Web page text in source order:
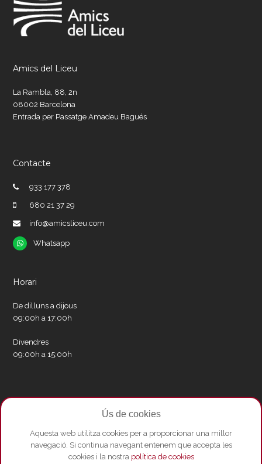
Amics del Liceu
La Rambla, 88, 2n
08002 Barcelona
Entrada per Passatge Amadeu Bagués
Contacte
933 177 378
680 21 37 29
info@amicsliceu.com
Whatsapp
Whatsapp
Horari
De dilluns a dijous
09:00h a 17:00h
Divendres
09:00h a 15:00h
Xarxes socials
TwitterFacebookInstagram
Whatsapp
Youtube
Ús de cookies
Aquesta web utilitza cookies per a proporcionar una millor
navegació. Si continua navegant entenem que accepta les
cookies i la nostra política de cookies